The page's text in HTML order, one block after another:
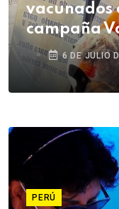
vacunados
campaña
6 DE JULIO
PERÚ